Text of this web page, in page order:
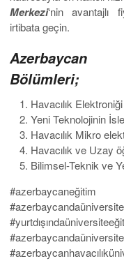
Merkezi‘nin avantajlı
irtibata geçin.
Azerbaycan
Bölümleri;
Havacılık Elektroniği
Yeni Teknolojinin
Havacılık Mikro
Havacılık ve Uzay
Bilimsel-Teknik ve